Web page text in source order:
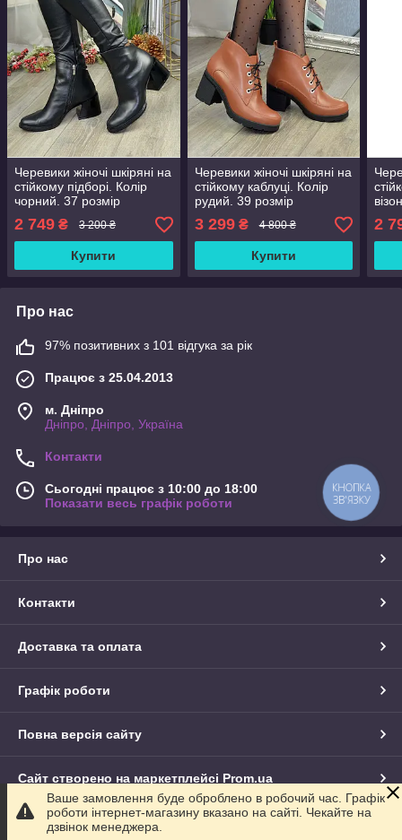
Черевики жіночі шкіряні на
стійкому підборі. Колір
чорний. 37 розмір
2 749 ₴ 3 200 ₴
Купити
Черевики жіночі шкіряні на
стійкому каблуці. Колір
рудий. 39 розмір
3 299₴ 4 800 ₴
Купити
2
Про нас
97% позитивних з 101 відгука за рік
Працює з 25.04.2013
м. Дніпро
Дніпро, Дніпро, Україна
Контакти
Сьогодні працює з 10:00 до 18:00
Показати весь графік роботи
Про нас
Контакти
Доставка та оплата
Графік роботи
Повна версія сайту
Сайт створено на маркетплейсі Prom.ua
Політика конфіденційності
Ваше замовлення буде оброблено в робочий час. Графік
роботи інтернет-магазину вказано на сайті. Чекайте на
дзвінок менеджера.
КНОПКА
ЗВ'ЯЗКУ